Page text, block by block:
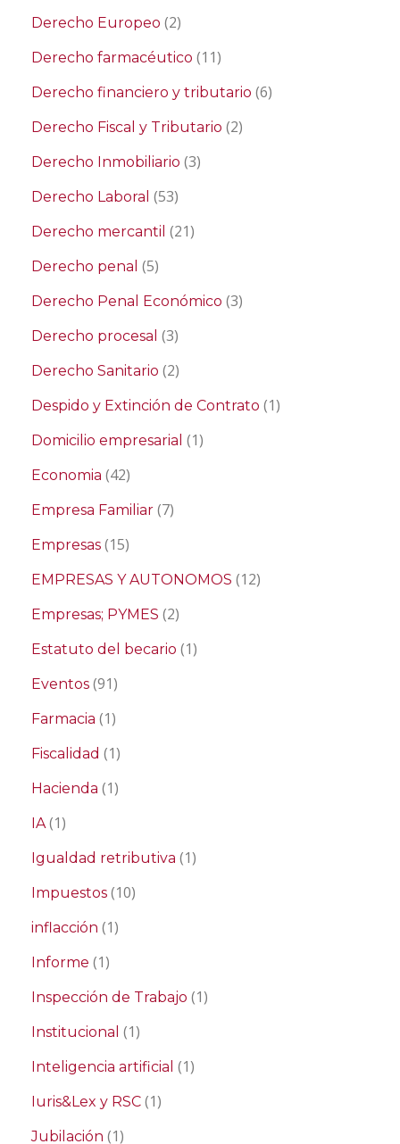
Derecho Europeo (2)
Derecho farmacéutico (11)
Derecho financiero y tributario (6)
Derecho Fiscal y Tributario (2)
Derecho Inmobiliario (3)
Derecho Laboral (53)
Derecho mercantil (21)
Derecho penal (5)
Derecho Penal Económico (3)
Derecho procesal (3)
Derecho Sanitario (2)
Despido y Extinción de Contrato (1)
Domicilio empresarial (1)
Economia (42)
Empresa Familiar (7)
Empresas (15)
EMPRESAS Y AUTONOMOS (12)
Empresas; PYMES (2)
Estatuto del becario (1)
Eventos (91)
Farmacia (1)
Fiscalidad (1)
Hacienda (1)
IA(1)
Igualdad retributiva (1)
Impuestos (10)
inflacción (1)
Informe (1)
Inspección de Trabajo (1)
Institucional (1)
Inteligencia artificial (1)
Iuris&Lex y RSC (1)
Jubilación (1)